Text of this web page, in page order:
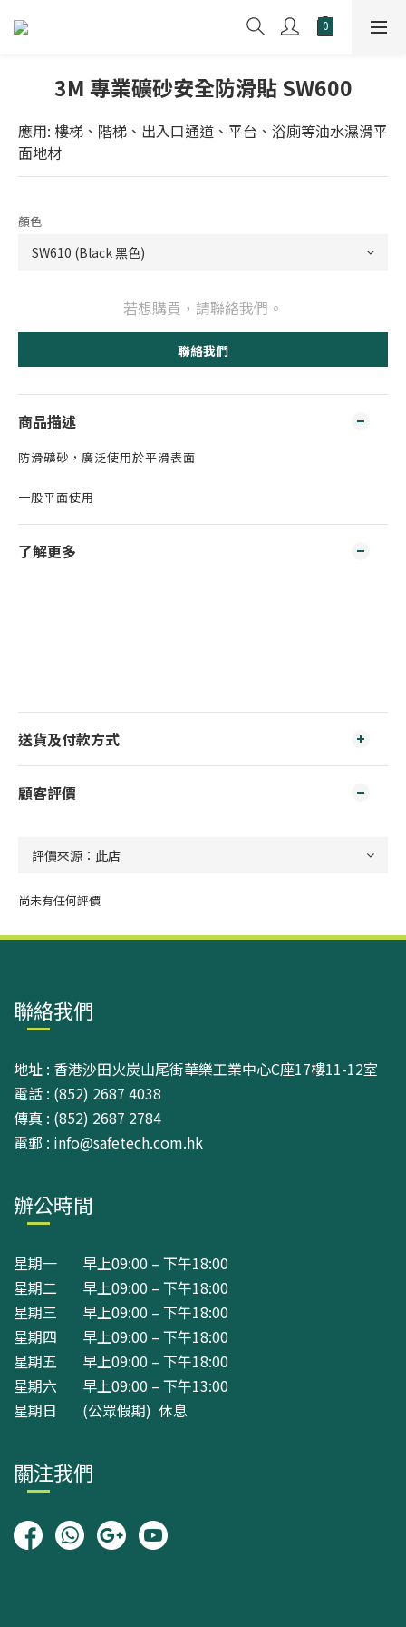
3M 專業礦砂安全防滑貼 SW600
應用: 樓梯、階梯、出入口通道、平台、浴廁等油水濕滑平
面地材
顏色
若想購買，請聯絡我們。
聯絡我們
商品描述
防滑礦砂，廣泛使用於平滑表面
一般平面使用
了解更多
送貨及付款方式
顧客評價
尚未有任何評價
聯絡我們
地址 : 香港沙田火炭山尾街華樂工業中心C座17樓11-12室
電話 : (852) 2687 4038
傳真 : (852) 2687 2784
電郵 : info@safetech.com.hk
辦公時間
星期一 早上09:00 – 下午18:00
星期二 早上09:00 – 下午18:00
星期三 早上09:00 – 下午18:00
星期四 早上09:00 – 下午18:00
星期五 早上09:00 – 下午18:00
星期六 早上09:00 – 下午13:00
星期日 (公眾假期) 休息
關注我們